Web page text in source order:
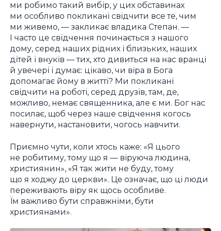
ми робимо такий вибір, у цих обставинах
ми особливо покликані свідчити все те, чим
ми живемо, — закликає владика Степан. —
І часто це свідчення починається з нашого
дому, серед наших рідних і близьких, наших
дітей і внуків — тих, хто дивиться на нас вранці
й увечері і думає: цікаво, чи віра в Бога
допомагає йому в житті? Ми покликані
свідчити на роботі, серед друзів, там, де,
можливо, немає священника, але є ми. Бог нас
посилає, щоб через наше свідчення когось
навернути, настановити, чогось навчити.
Приємно чути, коли хтось каже: «Я цього
не робитиму, тому що я — віруюча людина,
християнин», «Я так жити не буду, тому
що я ходжу до церкви». Це означає, що ці люди
переживають віру як щось особливе.
Їм важливо бути справжніми, бути
християнами».